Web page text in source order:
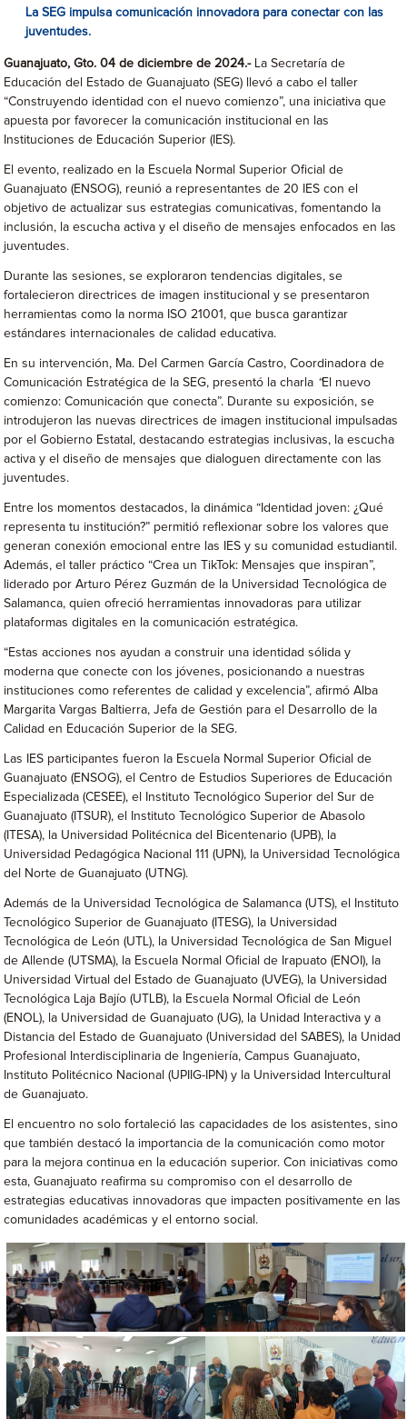
La SEG impulsa comunicación innovadora para conectar con las
juventudes.
Guanajuato, Gto. 04 de diciembre de 2024.-La Secretaría de
Educación del Estado de Guanajuato (SEG) llevó a cabo el taller
“Construyendo identidad con el nuevo comienzo”, una iniciativa que
apuesta por favorecer la comunicación institucional en las
Instituciones de Educación Superior (IES).
El evento, realizado en la Escuela Normal Superior Oficial de
Guanajuato (ENSOG), reunió a representantes de 20 IES con el
objetivo de actualizar sus estrategias comunicativas, fomentando la
inclusión, la escucha activa y el diseño de mensajes enfocados en las
juventudes.
Durante las sesiones, se exploraron tendencias digitales, se
fortalecieron directrices de imagen institucional y se presentaron
herramientas como la norma ISO 21001, que busca garantizar
estándares internacionales de calidad educativa.
En su intervención, Ma. Del Carmen García Castro, Coordinadora de
Comunicación Estratégica de la SEG, presentó la charla “El nuevo
comienzo: Comunicación que conecta”. Durante su exposición, se
introdujeron las nuevas directrices de imagen institucional impulsadas
por el Gobierno Estatal, destacando estrategias inclusivas, la escucha
activa y el diseño de mensajes que dialoguen directamente con las
juventudes.
Entre los momentos destacados, la dinámica “Identidad joven: ¿Qué
representa tu institución?” permitió reflexionar sobre los valores que
generan conexión emocional entre las IES y su comunidad estudiantil.
Además, el taller práctico “Crea un TikTok: Mensajes que inspiran”,
liderado por Arturo Pérez Guzmán de la Universidad Tecnológica de
Salamanca, quien ofreció herramientas innovadoras para utilizar
plataformas digitales en la comunicación estratégica.
“Estas acciones nos ayudan a construir una identidad sólida y
moderna que conecte con los jóvenes, posicionando a nuestras
instituciones como referentes de calidad y excelencia”, afirmó Alba
Margarita Vargas Baltierra, Jefa de Gestión para el Desarrollo de la
Calidad en Educación Superior de la SEG.
Las IES participantes fueron la Escuela Normal Superior Oficial de
Guanajuato (ENSOG), el Centro de Estudios Superiores de Educación
Especializada (CESEE), el Instituto Tecnológico Superior del Sur de
Guanajuato (ITSUR), el Instituto Tecnológico Superior de Abasolo
(ITESA), la Universidad Politécnica del Bicentenario (UPB), la
Universidad Pedagógica Nacional 111 (UPN), la Universidad Tecnológica
del Norte de Guanajuato (UTNG).
Además de la Universidad Tecnológica de Salamanca (UTS), el Instituto
Tecnológico Superior de Guanajuato (ITESG), la Universidad
Tecnológica de León (UTL), la Universidad Tecnológica de San Miguel
de Allende (UTSMA), la Escuela Normal Oficial de Irapuato (ENOI), la
Universidad Virtual del Estado de Guanajuato (UVEG), la Universidad
Tecnológica Laja Bajío (UTLB), la Escuela Normal Oficial de León
(ENOL), la Universidad de Guanajuato (UG), la Unidad Interactiva y a
Distancia del Estado de Guanajuato (Universidad del SABES), la Unidad
Profesional Interdisciplinaria de Ingeniería, Campus Guanajuato,
Instituto Politécnico Nacional (UPIIG-IPN) y la Universidad Intercultural
de Guanajuato.
El encuentro no solo fortaleció las capacidades de los asistentes, sino
que también destacó la importancia de la comunicación como motor
para la mejora continua en la educación superior. Con iniciativas como
esta, Guanajuato reafirma su compromiso con el desarrollo de
estrategias educativas innovadoras que impacten positivamente en las
comunidades académicas y el entorno social.